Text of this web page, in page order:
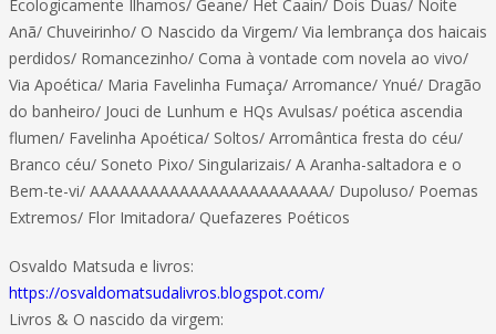
Ecologicamente Ilhamos/ Geane/ Het Caain/ Dois Duas/ Noite
Anã/ Chuveirinho/ O Nascido da Virgem/ Via lembrança dos haicais
perdidos/ Romancezinho/ Coma à vontade com novela ao vivo/
Via Apoética/ Maria Favelinha Fumaça/ Arromance/ Ynué/ Dragão
do banheiro/ Jouci de Lunhum e HQs Avulsas/ poética ascendia
flumen/ Favelinha Apoética/ Soltos/ Arromântica fresta do céu/
Branco céu/ Soneto Pixo/ Singularizais/ A Aranha-saltadora e o
Bem-te-vi/ AAAAAAAAAAAAAAAAAAAAAAAA/ Dupoluso/ Poemas
Extremos/ Flor Imitadora/ Quefazeres Poéticos
Osvaldo Matsuda e livros:
https://osvaldomatsudalivros.blogspot.com/
Livros & O nascido da virgem: